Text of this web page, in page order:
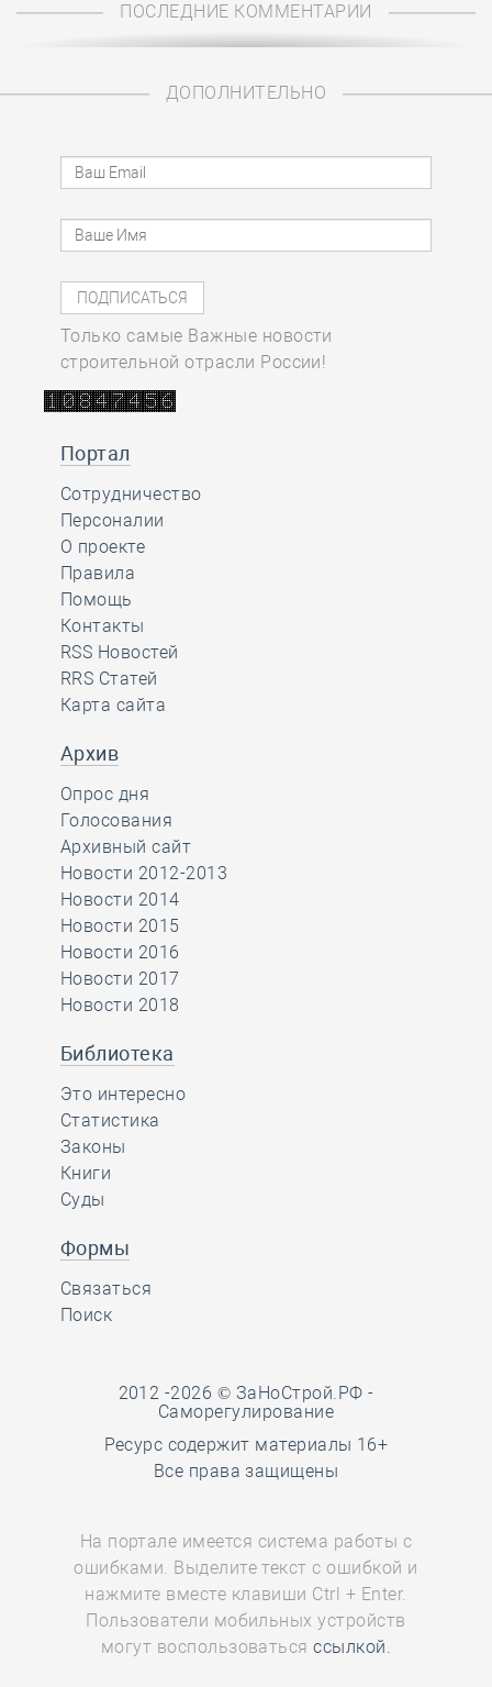
ПОСЛЕДНИЕ КОММЕНТАРИИ
ДОПОЛНИТЕЛЬНО
Только самые Важные новости
строительной отрасли России!
Портал
Сотрудничество
Персоналии
О проекте
Правила
Помощь
Контакты
RSS Новостей
RRS Статей
Карта сайта
Архив
Опрос дня
Голосования
Архивный сайт
Новости 2012-2013
Новости 2014
Новости 2015
Новости 2016
Новости 2017
Новости 2018
Библиотека
Это интересно
Статистика
Законы
Книги
Суды
Формы
Связаться
Поиск
2012 -2026 © ЗаНоСтрой.РФ -
Саморегулирование
Ресурс содержит материалы 16+
Все права защищены
На портале имеется система работы с
ошибками. Выделите текст с ошибкой и
нажмите вместе клавиши Ctrl + Enter.
Пользователи мобильных устройств
могут воспользоватьсяссылкой.